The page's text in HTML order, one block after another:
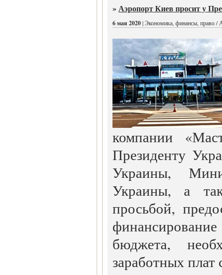
»Аэропорт Киев просит у
6 мая 2020| Экономика, финансы, право /
компании
Президенту
Украины,
Украины, а
просьбой,
бюджета,
заработных плат